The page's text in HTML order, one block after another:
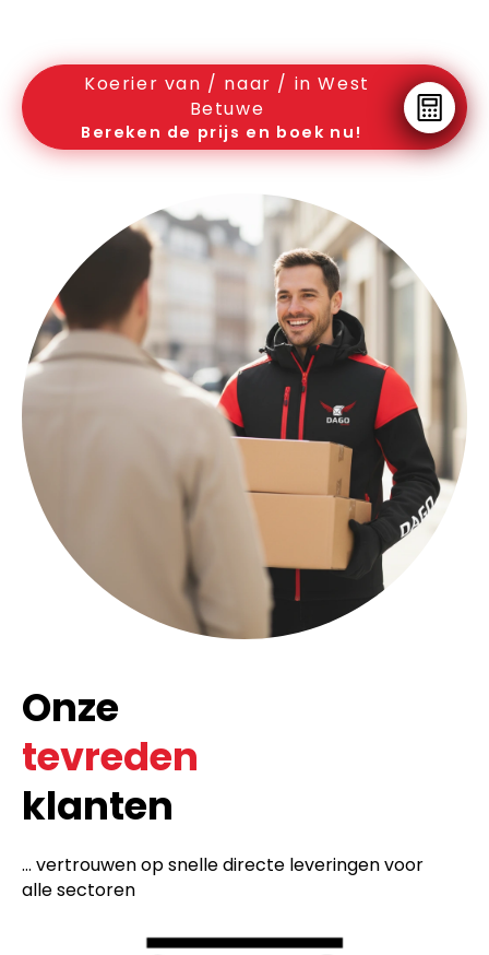
Koerier van / naar / in West
Betuwe
Bereken de prijs en boek nu!
Onze
tevreden
klanten
... vertrouwen op snelle directe leveringen voor
alle sectoren